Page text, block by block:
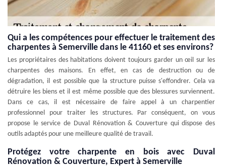
Qui a les compétences pour effectuer le traitement des
charpentes à Semerville dans le 41160 et ses environs?
Les propriétaires des habitations doivent toujours garder un œil sur les
charpentes des maisons. En effet, en cas de destruction ou de
dégradation, il est possible que la structure puisse s'effondrer. Cela va
détruire les biens et il est même possible que des blessures surviennent.
Dans ce cas, il est nécessaire de faire appel à un charpentier
professionnel pour traiter les structures. Par conséquent, on vous
propose le service de Duval Rénovation & Couverture qui dispose des
outils adaptés pour une meilleure qualité de travail.
Protégez votre charpente en bois avec Duval
Rénovation & Couverture, Expert à Semerville